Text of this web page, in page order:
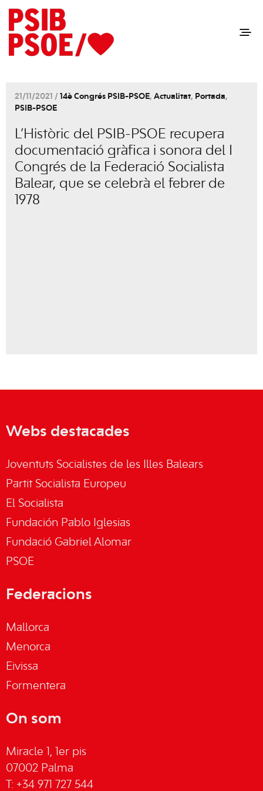
21/11/2021 / 14è Congrés PSIB-PSOE, Actualitat, Portada,
PSIB-PSOE
L’Històric del PSIB-PSOE recupera
documentació gràfica i sonora del I
Congrés de la Federació Socialista
Balear, que se celebrà el febrer de
1978
Webs destacades
Joventuts Socialistes de les Illes Balears
Partit Socialista Europeu
El Socialista
Fundación Pablo Iglesias
Fundació Gabriel Alomar
PSOE
Federacions
Mallorca
Menorca
Eivissa
Formentera
On som
Miracle 1, 1er pis
07002 Palma
T: +34 971 727 544